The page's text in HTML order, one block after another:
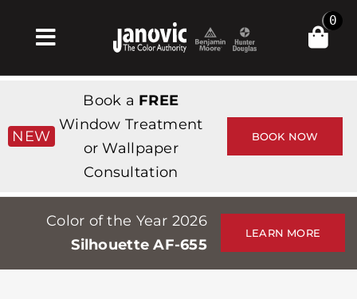
Toggle
Navigation
Products & Services
Κατάστημα
Professionals
Stores
0
NEW
Book a FREE
Window Treatment
or Wallpaper
Consultation
BOOK NOW
Color of the Year 2026
Silhouette AF-655
LEARN MORE